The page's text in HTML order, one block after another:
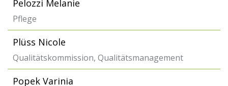
Pelozzi Melanie
Pflege
Plüss Nicole
Qualitätskommission, Qualitätsmanagement
Popek Varinia